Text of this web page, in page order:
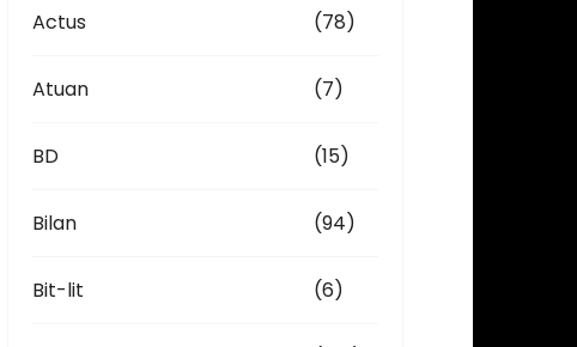
Actus (78)
Atuan (7)
BD (15)
Bilan (94)
Bit-lit (6)